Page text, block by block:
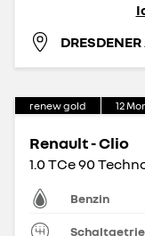
renew gold 12
Renault - Clio
1.0 TCe 90
Benzin